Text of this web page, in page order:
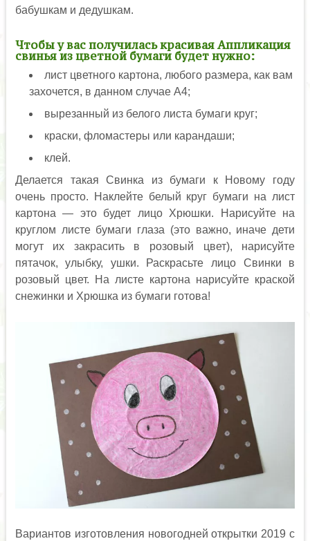
бабушкам и дедушкам.
Чтобы у вас получилась красивая Аппликация
свинья из цветной бумаги будет нужно:
лист цветного картона, любого размера, как вам
захочется, в данном случае А4;
вырезанный из белого листа бумаги круг;
краски, фломастеры или карандаши;
клей.
Делается такая Свинка из бумаги к Новому году
очень просто. Наклейте белый круг бумаги на лист
картона — это будет лицо Хрюшки. Нарисуйте на
круглом листе бумаги глаза (это важно, иначе дети
могут их закрасить в розовый цвет), нарисуйте
пятачок, улыбку, ушки. Раскрасьте лицо Свинки в
розовый цвет. На листе картона нарисуйте краской
снежинки и Хрюшка из бумаги готова!
Вариантов изготовления новогодней открытки 2019 с